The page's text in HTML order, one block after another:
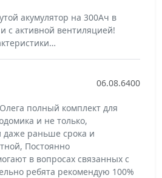
акумулятор на 300Ач в
с активной вентиляцией!
06.08.6400
полный комплект для
и не только,
даже раньше срока и
Постоянно
в вопросах связанных с
ребята рекомендую 100%